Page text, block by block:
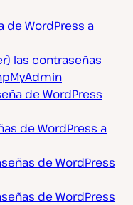
de WordPress a
las contraseñas
de WordPress
de WordPress a
de WordPress
de WordPress